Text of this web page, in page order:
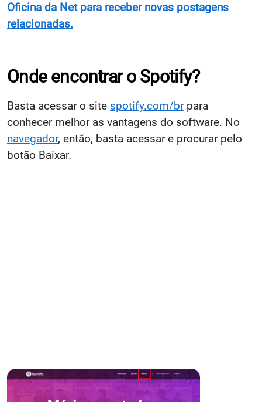
Oficina da Net para receber novas postagens
relacionadas.
Onde encontrar o Spotify?
Basta acessar o site spotify.com/brpara
conhecer melhor as vantagens do software. No
navegador, então, basta acessar e procurar pelo
botão Baixar.